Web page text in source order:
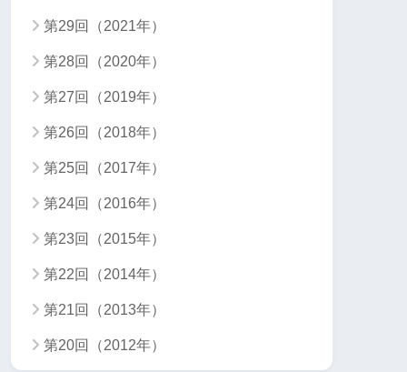
第29回（2021年）
第28回（2020年）
第27回（2019年）
第26回（2018年）
第25回（2017年）
第24回（2016年）
第23回（2015年）
第22回（2014年）
第21回（2013年）
第20回（2012年）